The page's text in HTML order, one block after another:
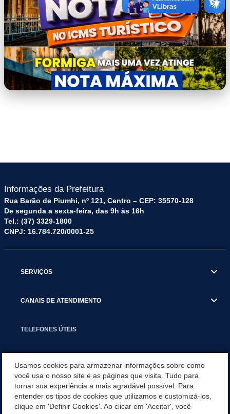
Informações da Prefeitura
Rua Barão de Piumhi, nº 121, Centro – CEP: 35570-128
De segunda a sexta-feira, das 9h às 16h
Tel.: (37) 3329-1800
CNPJ: 16.784.720/0001-25
SERVIÇOS
CANAIS DE ATENDIMENTO
TELEFONES ÚTEIS
NOTÍCIAS
Usamos cookies para armazenar informações sobre como
você usa o nosso site e as páginas que visita. Tudo para
tornar sua experiência a mais agradável possível. Para
entender os tipos de cookies que utilizamos e customizá-los,
clique em 'Definir Cookies'. Ao clicar em 'Aceitar', você